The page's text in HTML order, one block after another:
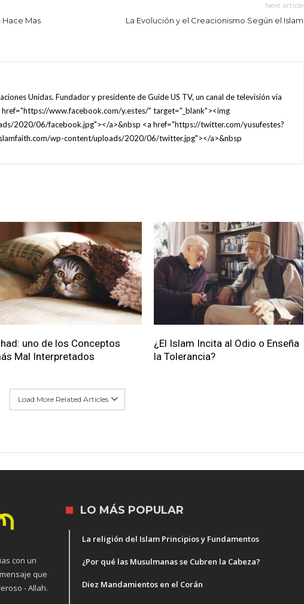
Hace Mas
Next article
La Evolución y el Creacionismo Según el Islam
Unidas. Fundador y presidente de Guide US TV, un canal de televisión vía
www.facebook.com/y.estes/" target="_blank"><img
2020/06/facebook.jpg"></a>&nbsp <a href="https://twitter.com/yusufestes?
wp-content/uploads/2020/06/twitter.jpg"></a>&nbsp
uno de los Conceptos
Mal Interpretados
¿El Islam Incita al Odio o Enseña
la Tolerancia?
Load More Related Articles
con un
que
- Allah.
LO MÁS POPULAR
La religión del Islam Principios y Fundamentos
¿Por qué las Musulmanas se Cubren la Cabeza?
Diez Mandamientos en el Corán